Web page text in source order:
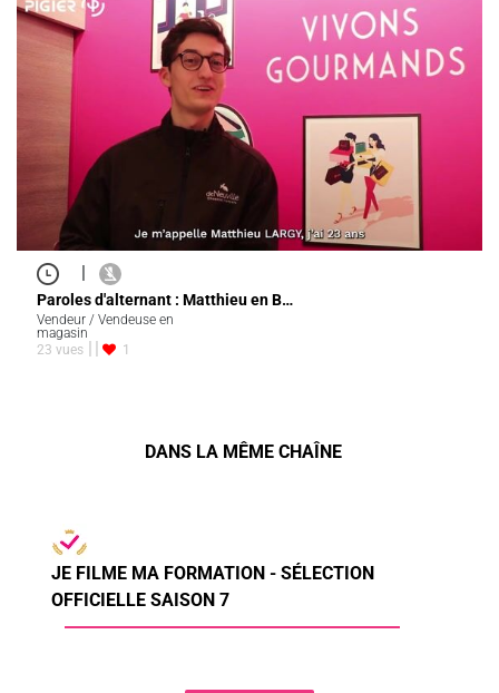
|
Paroles d'alternant : Matthieu en B…
Vendeur / Vendeuse en
magasin
23 vues
1
DANS LA MÊME CHAÎNE
JE FILME MA FORMATION - SÉLECTION
OFFICIELLE SAISON 7